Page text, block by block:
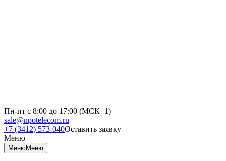
Пн-пт с 8:00 до 17:00 (МСК+1)
sale@npotelecom.ru
+7 (3412) 573-040Оставить заявку
Меню
МенюМеню